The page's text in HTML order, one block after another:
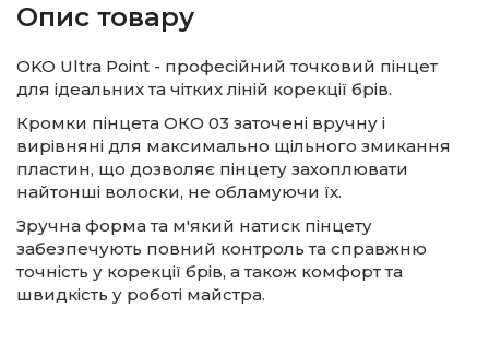
Опис товару
OKO Ultra Point - професійний точковий пінцет
для ідеальних та чітких ліній корекції брів.
Кромки пінцета ОКО 03 заточені вручну і
вирівняні для максимально щільного змикання
пластин, що дозволяє пінцету захоплювати
найтонші волоски, не обламуючи їх.
Зручна форма та м'який натиск пінцету
забезпечують повний контроль та справжню
точність у корекції брів, а також комфорт та
швидкість у роботі майстра.